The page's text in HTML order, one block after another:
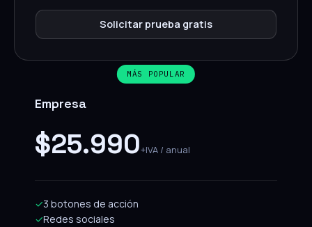
Solicitar prueba gratis
MÁS POPULAR
Empresa
$25.990+IVA / anual
✓3 botones de acción
✓Redes sociales